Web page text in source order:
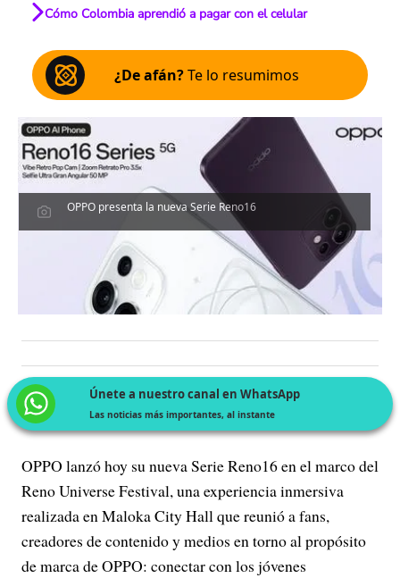
Cómo Colombia aprendió a pagar con el celular
¿De afán?Te lo resumimos
OPPO presenta la nueva Serie Reno16
Únete a nuestro canal en WhatsApp
Las noticias más importantes, al instante
OPPO lanzó hoy su nueva Serie Reno16 en el marco del
Reno Universe Festival, una experiencia inmersiva
realizada en Maloka City Hall que reunió a fans,
creadores de contenido y medios en torno al propósito
de marca de OPPO: conectar con los jóvenes